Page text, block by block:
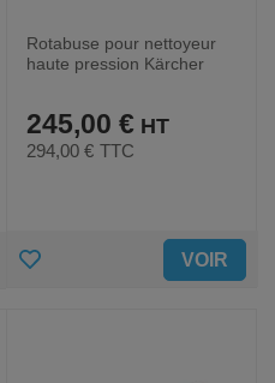
Rotabuse pour nettoyeur
haute pression Kärcher
245,00 €
294,00 € TTC
AJOUTER VOIR